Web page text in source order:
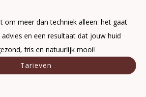
om meer dan techniek alleen: het gaat
en een resultaat dat jouw huid
fris en natuurlijk mooi!
Tarieven